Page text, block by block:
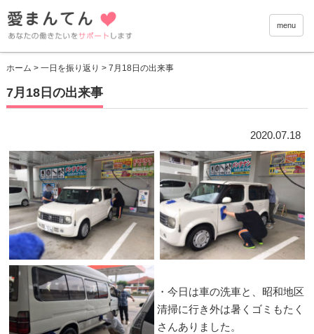
愛まん
menu
ホーム > 一日を振り返り > 7月18日の出来事
7月18日の出来事
2020.07.18
・今日は車の洗車と、昭和地区
清掃に行き外は暑くゴミもたく
さんありました。